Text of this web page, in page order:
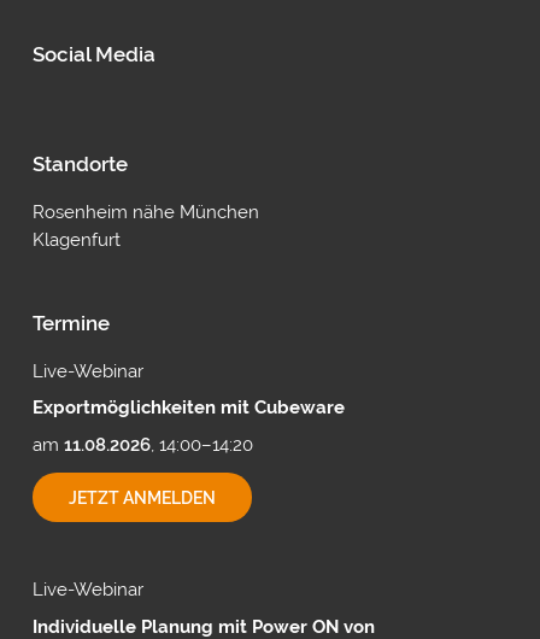
Social Media
Standorte
Rosenheim nähe München
Klagenfurt
Termine
Live-Webinar
Exportmöglichkeiten mit Cubeware
am 11.08.2026, 14:00–14:20
JETZT ANMELDENEXPORTMÖGLICHKEITEN
MIT
Live-Webinar
Individuelle Planung mit Power ON von